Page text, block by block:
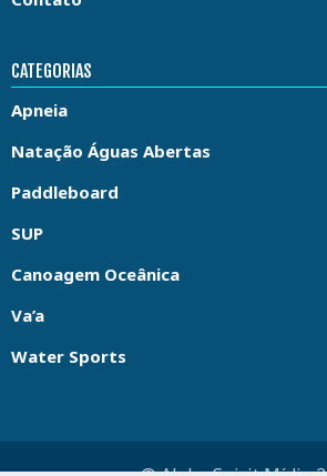
CATEGORIAS
Apneia
Natação Águas Abertas
Paddleboard
SUP
Canoagem Oceânica
Va’a
Water Sports